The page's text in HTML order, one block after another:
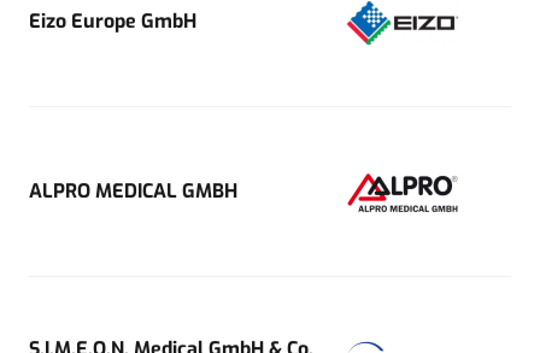
Eizo Europe GmbH
ALPRO MEDICAL GMBH